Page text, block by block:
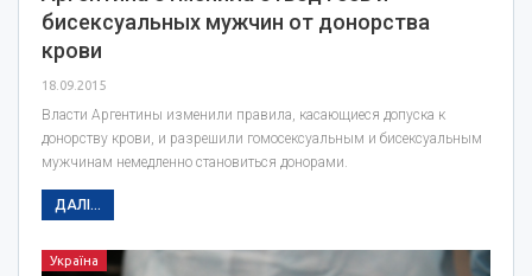
бисексуальных мужчин от донорства
крови
18.09.2015
Власти Аргентины изменили правила, касающиеся допуска к
донорству крови, и разрешили гомосексуальным и бисексуальным
мужчинам немедленно становиться донорами.
ДАЛІ...
Україна